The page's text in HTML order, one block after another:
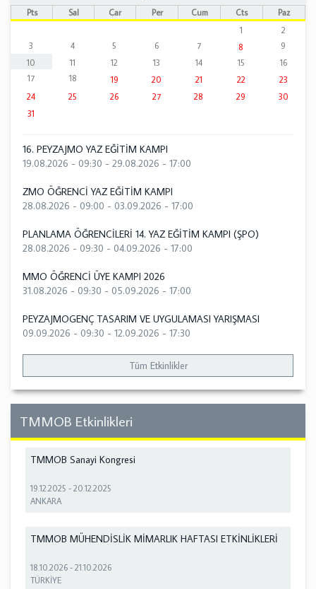
Pts Sal Çar Per Cum Cts
Paz
1
2
3
4 5 6 7 8
9
10
11 12 13 14 15
16
17
18 19 20 21 22
23
24
25 26 27 28 29
30
31
16. PEYZAJMO YAZ EĞİTİM KAMPI
19.08.2026 - 09:30 - 29.08.2026 - 17:00
ZMO ÖĞRENCİ YAZ EĞİTİM KAMPI
28.08.2026 - 09:00 - 03.09.2026 - 17:00
PLANLAMA ÖĞRENCİLERİ 14. YAZ EĞİTİM KAMPI (ŞPO)
28.08.2026 - 09:30 - 04.09.2026 - 17:00
MMO ÖĞRENCİ ÜYE KAMPI 2026
31.08.2026 - 09:30 - 05.09.2026 - 17:00
PEYZAJMOGENÇ TASARIM VE UYGULAMASI YARIŞMASI
09.09.2026 - 09:30 - 12.09.2026 - 17:30
Tüm Etkinlikler
TMMOB Etkinlikleri
TMMOB Sanayi Kongresi
19.12.2025 -20.12.2025
ANKARA
TMMOB MÜHENDİSLİK MİMARLIK HAFTASI ETKİNLİKLERİ
18.10.2026 -21.10.2026
TÜRKİYE